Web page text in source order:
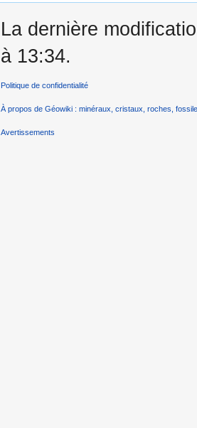
La dernière
à 13:34.
Politique de confidentialité
À propos de Géowiki : minéraux, cristaux, roches,
Avertissements